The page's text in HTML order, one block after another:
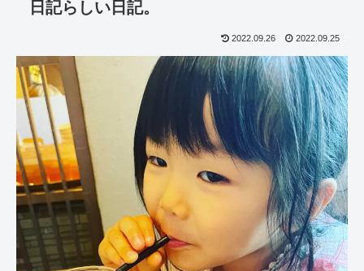
日記らしい日記。
2022.09.26 2022.09.25